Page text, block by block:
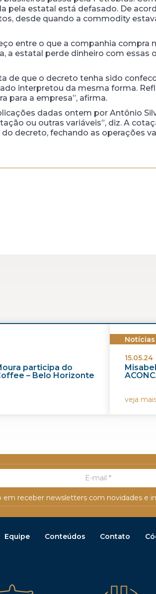
pela estatal está defasado. De
desde quando a commodity
entre o que a companhia compra
a estatal perde dinheiro com essas
de que o decreto tenha sido
interpretou da mesma forma.
para a empresa”, afirma.
dadas ontem por Antônio
ou outras variáveis”, diz. A
decreto, fechando as operações
participa do
– Belo Horizonte
Notícias
15.05.24
veja
em receber newsletters com novidades e
Equipe Conteúdos Contato